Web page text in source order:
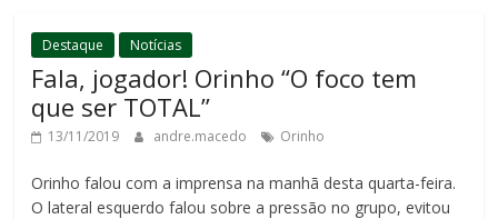
Destaque Notícias
Fala, jogador! Orinho “O foco tem
que ser TOTAL”
13/11/2019 andre.macedo Orinho
Orinho falou com a imprensa na manhã desta quarta-feira.
O lateral esquerdo falou sobre a pressão no grupo, evitou